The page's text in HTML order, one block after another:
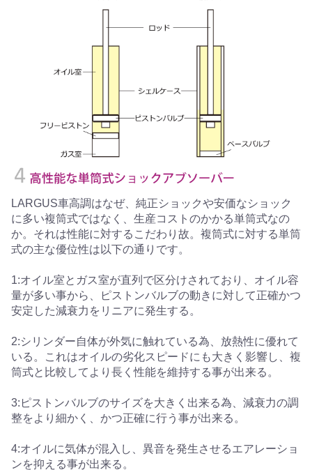
LARGUS車高調はなぜ、純正ショックや安価なショック
に多い複筒式ではなく、生産コストのかかる単筒式なの
か。それは性能に対するこだわり故。複筒式に対する単筒
式の主な優位性は以下の通りです。
1:オイル室とガス室が直列で区分けされており、オイル容
量が多い事から、ピストンバルブの動きに対して正確かつ
安定した減衰力をリニアに発生する。
2:シリンダー自体が外気に触れている為、放熱性に優れて
いる。これはオイルの劣化スピードにも大きく影響し、複
筒式と比較してより長く性能を維持する事が出来る。
3:ピストンバルブのサイズを大きく出来る為、減衰力の調
整をより細かく、かつ正確に行う事が出来る。
4:オイルに気体が混入し、異音を発生させるエアレーショ
ンを抑える事が出来る。